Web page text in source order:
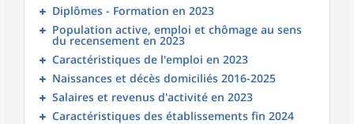
Diplômes - Formation en 2023
Population active, emploi et chômage au sens
du recensement en 2023
Caractéristiques de l'emploi en 2023
Naissances et décès domiciliés 2016-2025
Salaires et revenus d'activité en 2023
Caractéristiques des établissements fin 2024